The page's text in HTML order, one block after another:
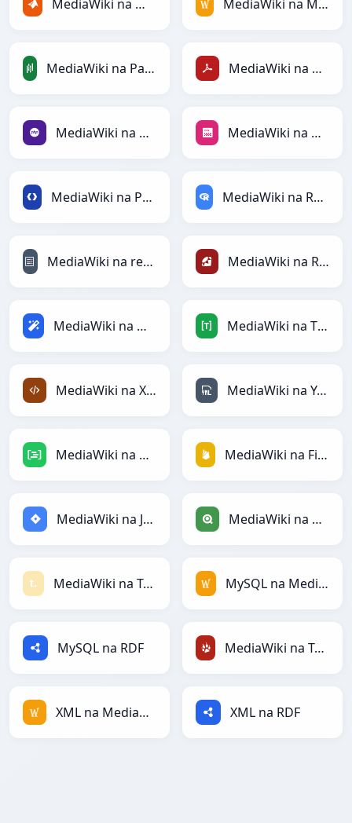
MediaWiki na MATLAB MediaWiki na MediaWiki
MediaWiki na PandasDataFrame MediaWiki na PDF
MediaWiki na PHP MediaWiki na PNG
MediaWiki na Protobuf MediaWiki na RDataFrame
MediaWiki na reStructuredText MediaWiki na Ruby
MediaWiki na Magic MediaWiki na TOML
MediaWiki na XML MediaWiki na YAML
MediaWiki na DAX MediaWiki na Firebase
MediaWiki na Jira MediaWiki na Qlik
MediaWiki na Textile MySQL na MediaWiki
MySQL na RDF MediaWiki na TracWiki
XML na MediaWiki XML na RDF